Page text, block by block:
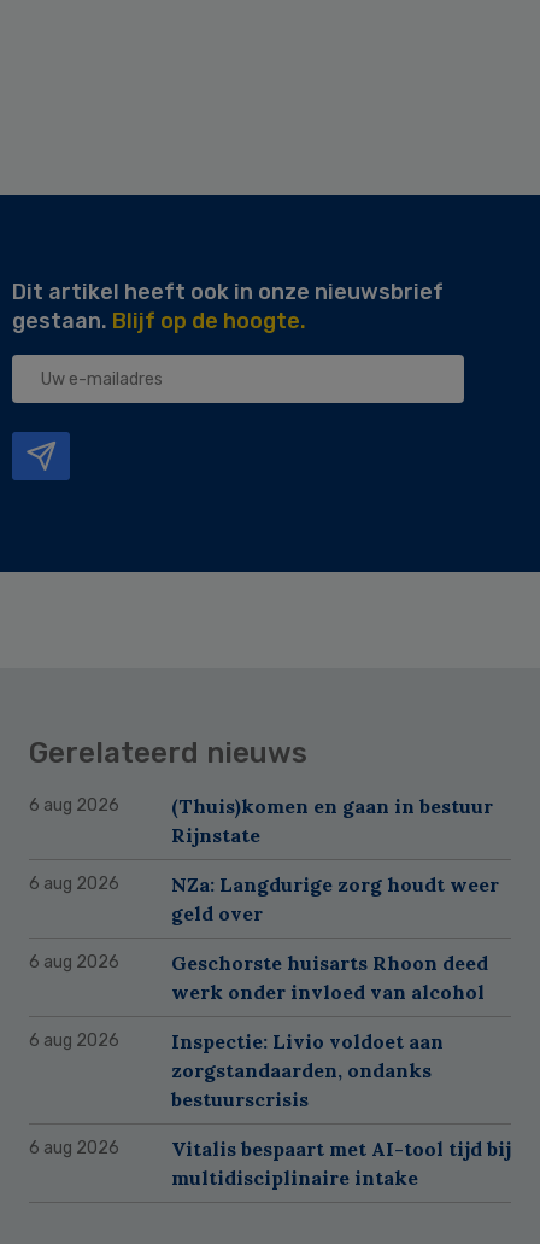
Dit artikel heeft ook in onze nieuwsbrief
gestaan. Blijf op de hoogte.
Uw
Gerelateerd nieuws
6 aug 2026
(Thuis)komen en gaan in bestuur
Rijnstate
6 aug 2026
NZa: Langdurige zorg houdt weer
geld over
6 aug 2026
Geschorste huisarts Rhoon deed
werk onder invloed van alcohol
6 aug 2026
Inspectie: Livio voldoet aan
zorgstandaarden, ondanks
bestuurscrisis
6 aug 2026
Vitalis bespaart met AI-tool tijd bij
multidisciplinaire intake